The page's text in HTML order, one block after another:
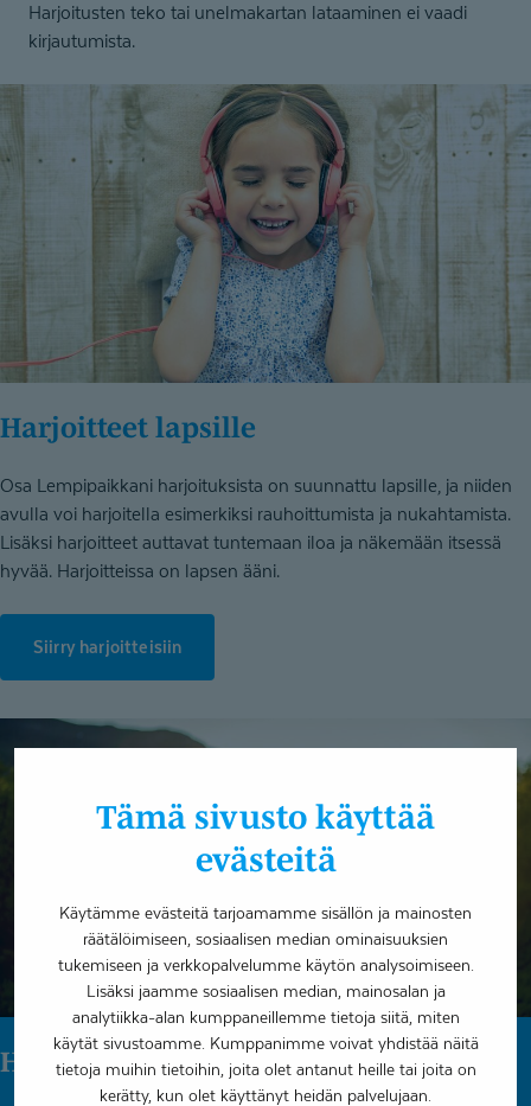
Tämä sivusto käyttää
evästeitä
Käytämme evästeitä tarjoamamme sisällön ja mainosten
räätälöimiseen, sosiaalisen median ominaisuuksien
tukemiseen ja verkkopalvelumme käytön analysoimiseen.
Lisäksi jaamme sosiaalisen median, mainosalan ja
analytiikka-alan kumppaneillemme tietoja siitä, miten
käytät sivustoamme. Kumppanimme voivat yhdistää näitä
tietoja muihin tietoihin, joita olet antanut heille tai joita on
kerätty, kun olet käyttänyt heidän palvelujaan.
Harjoitusten teko tai unelmakartan lataaminen ei vaadi
kirjautumista.
Harjoitteet lapsille
Osa Lempipaikkani harjoituksista on suunnattu lapsille, ja niiden
avulla voi harjoitella esimerkiksi rauhoittumista ja nukahtamista.
Lisäksi harjoitteet auttavat tuntemaan iloa ja näkemään itsessä
hyvää. Harjoitteissa on lapsen ääni.
Siirry harjoitteisiin
Harjoitteet nuorille ja aikuisille